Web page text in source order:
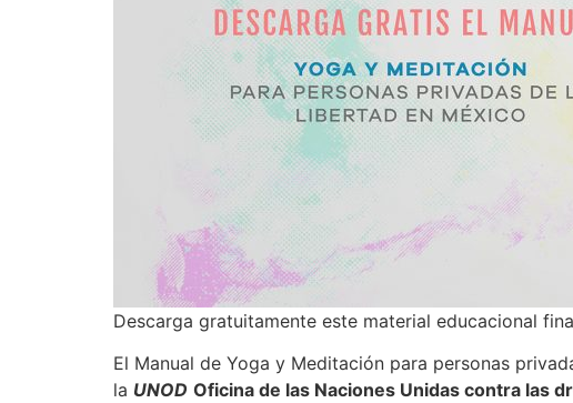
Descarga gratuitamente este material educacional
El Manual de Yoga y Meditación para personas
la UNOD Oficina de las Naciones Unidas contra las